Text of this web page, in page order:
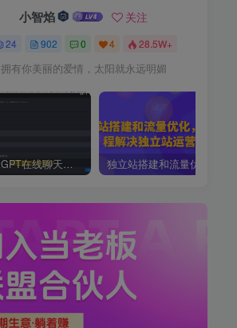
小智焰 关注
24 902 0 4 28.5W+
拥有你美丽的爱情，太阳就永远明媚
ChatGPT在线聊天网页源码-PHP源码版-支持图片功能，支持连续对话等【源码+视频教程】